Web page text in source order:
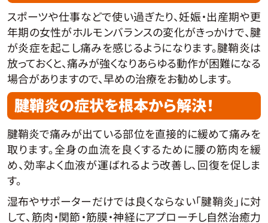
スポーツや仕事などで使い過ぎたり、妊娠・出産期や更
年期の女性がホルモンバランスの変化がきっかけで、腱
が炎症を起こし痛みを感じるようになります。腱鞘炎は
放っておくと、痛みが強くなりあらゆる動作が困難になる
場合がありますので、早めの治療をお勧めします。
腱鞘炎の症状を根本から解決！
腱鞘炎で痛みが出ている部位を直接的に緩めて痛みを
取ります。全身の血流を良くするために腰の筋肉を緩
め、効率よく血液が運ばれるよう改善し、回復を促しま
す。
湿布やサポーターだけでは良くならない「腱鞘炎」に対
して、筋肉・関節・筋膜・神経にアプローチし自然治癒力